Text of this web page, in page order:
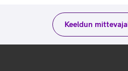
Keeldun